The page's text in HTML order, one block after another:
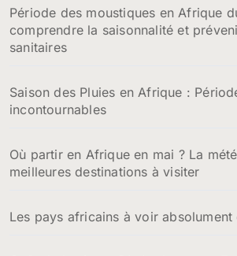
Période des moustiques en Afrique
comprendre la saisonnalité et
sanitaires
Saison des Pluies en Afrique :
incontournables
Où partir en Afrique en mai ? La
meilleures destinations à visiter
Les pays africains à voir absolument